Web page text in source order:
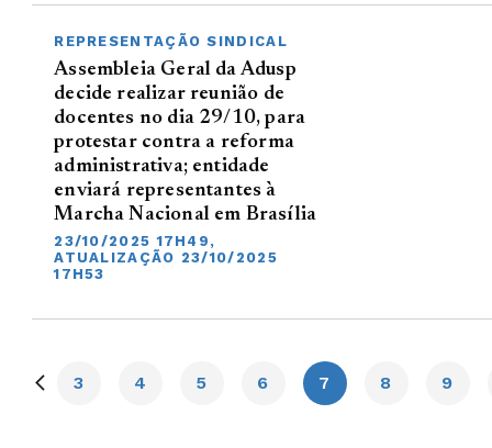
REPRESENTAÇÃO SINDICAL
Assembleia Geral da Adusp
decide realizar reunião de
docentes no dia 29/10, para
protestar contra a reforma
administrativa; entidade
enviará representantes à
Marcha Nacional em Brasília
23/10/2025 17H49,
ATUALIZAÇÃO 23/10/2025
17H53
3 4 5 6 7 8 9